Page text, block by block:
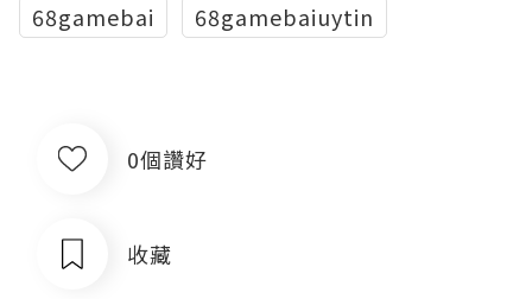
68gamebai 68gamebaiuytin
0個讚好
收藏